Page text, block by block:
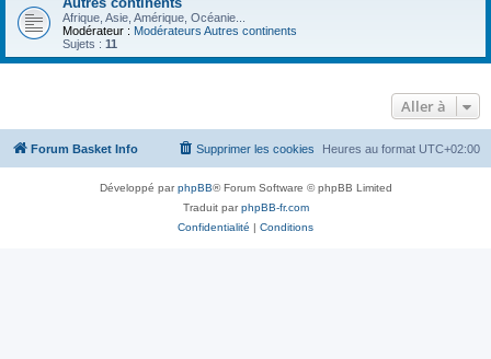
Afrique, Asie, Amérique, Océanie...
Modérateur : Modérateurs Autres continents
Sujets : 11
Aller à
Forum Basket Info Heures au format UTC+02:00
Supprimer les cookies
Développé parphpBB® Forum Software © phpBB Limited
Traduit parphpBB-fr.com
Confidentialité | Conditions